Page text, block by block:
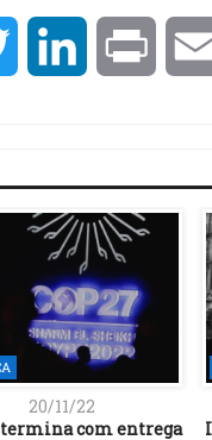
Twitter LinkedInPrint
20/11/22
termina com entrega